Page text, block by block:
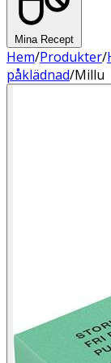
Mina Recept
Hem/Produkter/
påklädnad/Millu